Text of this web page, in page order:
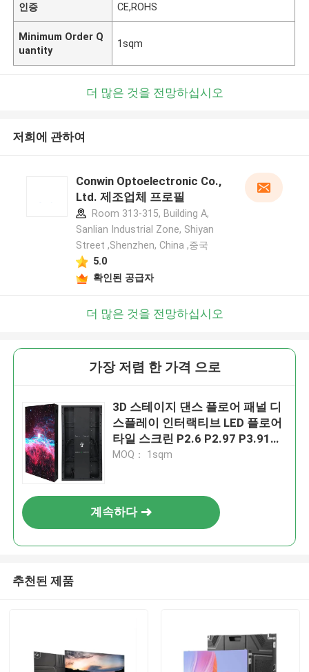
인증 CE,ROHS
Minimum Order Q
uantity
1sqm
더 많은 것을 전망하십시오
저희에 관하여
Conwin Optoelectronic Co.,
Ltd. 제조업체 프로필
Room 313-315, Building A,
Sanlian Industrial Zone, Shiyan
Street ,Shenzhen, China ,중국
5.0
확인된 공급자
더 많은 것을 전망하십시오
가장 저렴 한 가격 으로
3D 스테이지 댄스 플로어 패널 디
스플레이 인터랙티브 LED 플로어
타일 스크린 P2.6 P2.97 P3.91
LED 스크린
MOQ： 1sqm
계속하다
추천된 제품